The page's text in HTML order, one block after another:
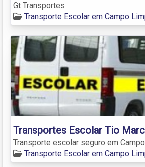
Gt Transportes
Transporte Escolar em Campo
Transportes Escolar Tio
Transporte escolar seguro em
Transporte Escolar em Campo